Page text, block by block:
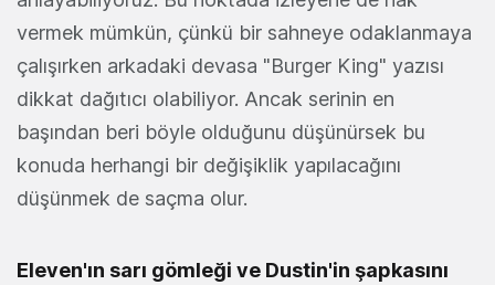
vermek mümkün, çünkü bir sahneye odaklanmaya
çalışırken arkadaki devasa "Burger King" yazısı
dikkat dağıtıcı olabiliyor. Ancak serinin en
başından beri böyle olduğunu düşünürsek bu
konuda herhangi bir değişiklik yapılacağını
düşünmek de saçma olur.
Eleven'ın sarı gömleği ve Dustin'in şapkasını